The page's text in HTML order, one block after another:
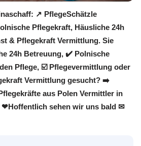
↗️ PflegeSchätzle
Pflegekraft, Häusliche 24h
& Pflegekraft Vermittlung. Sie
24h Betreuung, ✔️ Polnische
Pflege, ☑️ Pflegevermittlung oder
Vermittlung gesucht? ➡️
aus Polen Vermittler in
❤Hoffentlich sehen wir uns bald ✉